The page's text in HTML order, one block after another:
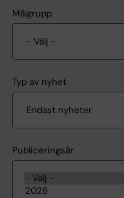
Målgrupp
Typ av nyhet
Publiceringsår